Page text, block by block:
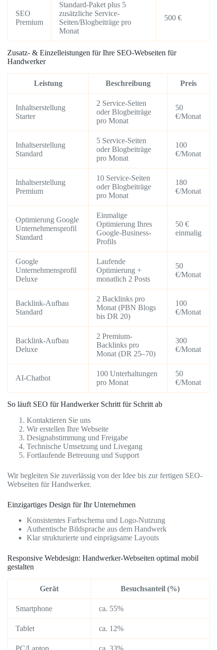
SEO
Premium
Standard-Paket plus 5
zusätzliche Service-
Seiten/Blogbeiträge pro
Monat
500 €
Zusatz- & Einzelleistungen für Ihre SEO-Webseiten für
Handwerker
Leistung Beschreibung Preis
Inhaltserstellung
Starter
2 Service-Seiten
oder Blogbeiträge
pro Monat
50
€/Monat
Inhaltserstellung
Standard
5 Service-Seiten
oder Blogbeiträge
pro Monat
100
€/Monat
Inhaltserstellung
Premium
10 Service-Seiten
oder Blogbeiträge
pro Monat
180
€/Monat
Optimierung Google
Unternehmensprofil
Standard
Einmalige
Optimierung Ihres
Google-Business-
Profils
50 €
einmalig
Google
Unternehmensprofil
Deluxe
Laufende
Optimierung +
monatlich 2 Posts
50
€/Monat
Backlink-Aufbau
Standard
2 Backlinks pro
Monat (PBN Blogs
bis DR 20)
100
€/Monat
Backlink-Aufbau
Deluxe
2 Premium-
Backlinks pro
Monat (DR 25–70)
300
€/Monat
AI-Chatbot
100 Unterhaltungen
pro Monat
50
€/Monat
So läuft SEO für Handwerker Schritt für Schritt ab
Kontaktieren Sie uns
Wir erstellen Ihre Webseite
Designabstimmung und Freigabe
Technische Umsetzung und Livegang
Fortlaufende Betreuung und Support
Wir begleiten Sie zuverlässig von der Idee bis zur fertigen SEO-
Webseiten für Handwerker.
Einzigartiges Design für Ihr Unternehmen
Konsistentes Farbschema und Logo-Nutzung
Authentische Bildsprache aus dem Handwerk
Klar strukturierte und einprägsame Layouts
Responsive Webdesign: Handwerker-Webseiten optimal mobil
gestalten
Gerät Besuchsanteil (%)
Smartphone ca. 55%
Tablet ca. 12%